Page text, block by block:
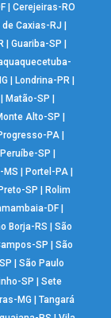
| Cerejeiras-RO
de Caxias-RJ
|Guariba-SP
Londrina-PR
Matão-SP
Alto-SP
PA
Peruíbe-SP
MS Portel-PA|
SP
Rolim
DF
Borja-RS
São
SP
São
São Paulo
SP
Sete
MG |Tangará